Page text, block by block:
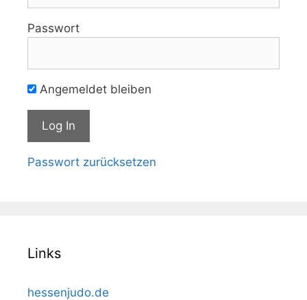
Passwort
Angemeldet bleiben
Passwort zurücksetzen
Links
hessenjudo.de